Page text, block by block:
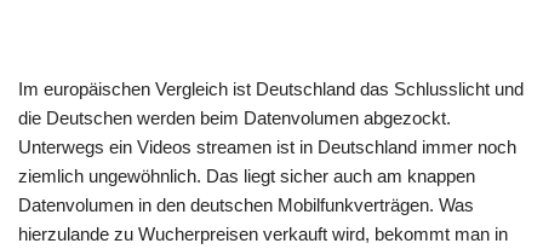
Im europäischen Vergleich ist Deutschland das Schlusslicht und
die Deutschen werden beim Datenvolumen abgezockt.
Unterwegs ein Videos streamen ist in Deutschland immer noch
ziemlich ungewöhnlich. Das liegt sicher auch am knappen
Datenvolumen in den deutschen Mobilfunkverträgen. Was
hierzulande zu Wucherpreisen verkauft wird, bekommt man in